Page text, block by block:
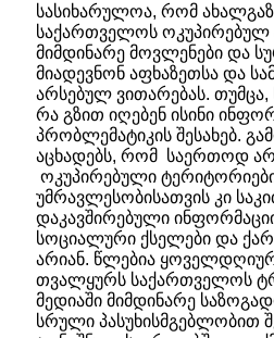
სასიხარულოა, რომ
საქართველოს ოკუპირებულ
მიმდინარე მოვლენები და
მიადევნონ აფხაზეთსა და
არსებულ ვითარებას.
რა გზით იღებენ ისინი
პრობლემატიკის შესახებ.
აცხადებს, რომ საერთოდ არ
ოკუპირებული
უმრავლესობისათვის კი
დაკავშირებული
სოციალური ქსელები და
არიან. წლებია
თვალყურს საქართველოს
მედიაში მიმდინარე
სრული პასუხისმგებლობით